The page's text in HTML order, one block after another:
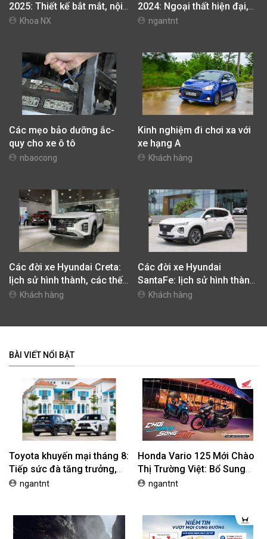
2025: Thiết kế bắt mắt, nội
thất tinh tế, vận hành linh
Khoa NX
2024: Ngoại thất hiện đại,
trang bị phong phú nhưng
ngantnt
Các mẹo bảo dưỡng ắc-
quy cho xe ô tô
nbaocong
Kinh nghiệm đi chơi xa với
xe hạng A
Khách hàng
Các đời xe Hyundai Creta:
lịch sử hình thành, các thế
hệ trên thế giới và Việt Nam
Khách hàng
Các đời xe Hyundai
SantaFe: lịch sử hình thành,
các thế hệ trên thế giới và
Khách hàng
BÀI VIẾT NỔI BẬT
Toyota khuyến mại tháng 8:
Tiếp sức đà tăng trưởng,
tối ưu chi phí mua xe
ngantnt
Honda Vario 125 Mới Chào
Thị Trường Việt: Bổ Sung
Phiên Bản Street, Giá Từ
ngantnt